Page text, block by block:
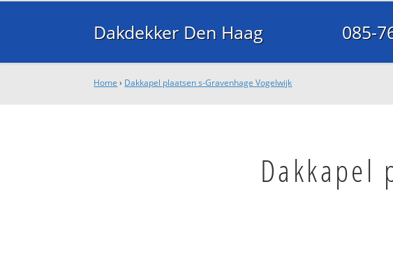
Dakdekker Den Haag 085-
Home › Dakkapel plaatsen s-Gravenhage Vogelwijk
Dakkapel